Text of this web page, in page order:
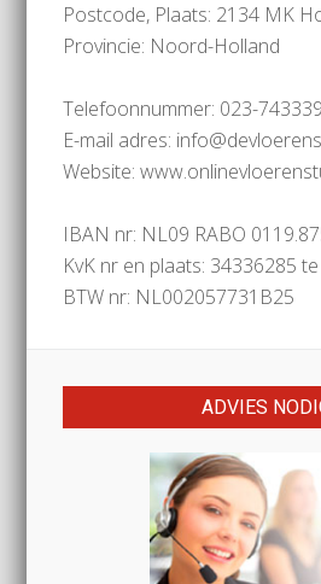
Postcode, Plaats: 2134 MK
Provincie: Noord-Holland
Telefoonnummer: 023-
E-mail adres:
Website:
IBAN nr: NL09 RABO
KvK nr en plaats: 34336285
BTW nr: NL002057731B25
ADVIES